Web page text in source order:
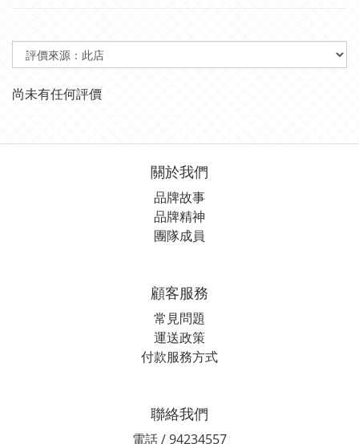
尚未有任何評價
關於我們
品牌故事
品牌精神
團隊成員
顧客服務
常見問題
運送政策
付款服務方式
聯絡我們
電話 / 94234557